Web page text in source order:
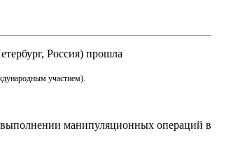
Россия) прошла
участием).
манипуляционных операций в